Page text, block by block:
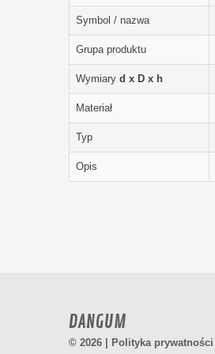
Symbol / nazwa
Grupa produktu
Wymiary d x D x h
Materiał
Typ
Opis
DANGUM
© 2026 | Polityka prywatności